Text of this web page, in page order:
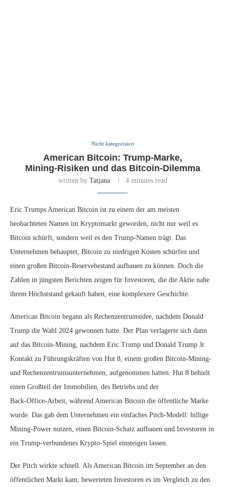
Nicht kategorisiert
American Bitcoin: Trump‑Marke,
Mining‑Risiken und das Bitcoin‑Dilemma
written by Tatjana 4 minutes read
Eric Trumps American Bitcoin ist zu einem der am meisten
beobachteten Namen im Kryptomarkt geworden, nicht nur weil es
Bitcoin schürft, sondern weil es den Trump‑Namen trägt. Das
Unternehmen behauptet, Bitcoin zu niedrigen Kosten schürfen und
einen großen Bitcoin‑Reservebestand aufbauen zu können. Doch die
Zahlen in jüngsten Berichten zeigen für Investoren, die die Aktie nahe
ihrem Höchststand gekauft haben, eine komplexere Geschichte.
American Bitcoin begann als Rechenzentrumsidee, nachdem Donald
Trump die Wahl 2024 gewonnen hatte. Der Plan verlagerte sich dann
auf das Bitcoin‑Mining, nachdem Eric Trump und Donald Trump Jr.
Kontakt zu Führungskräften von Hut 8, einem großen Bitcoin‑Mining‑
und Rechenzentrumsunternehmen, aufgenommen hatten. Hut 8 behielt
einen Großteil der Immobilien, des Betriebs und der
Back‑Office‑Arbeit, während American Bitcoin die öffentliche Marke
wurde. Das gab dem Unternehmen ein einfaches Pitch‑Modell: billige
Mining‑Power nutzen, einen Bitcoin‑Schatz aufbauen und Investoren in
ein Trump‑verbundenes Krypto‑Spiel einsteigen lassen.
Der Pitch wirkte schnell. Als American Bitcoin im September an den
öffentlichen Markt kam, bewerteten Investoren es im Vergleich zu den